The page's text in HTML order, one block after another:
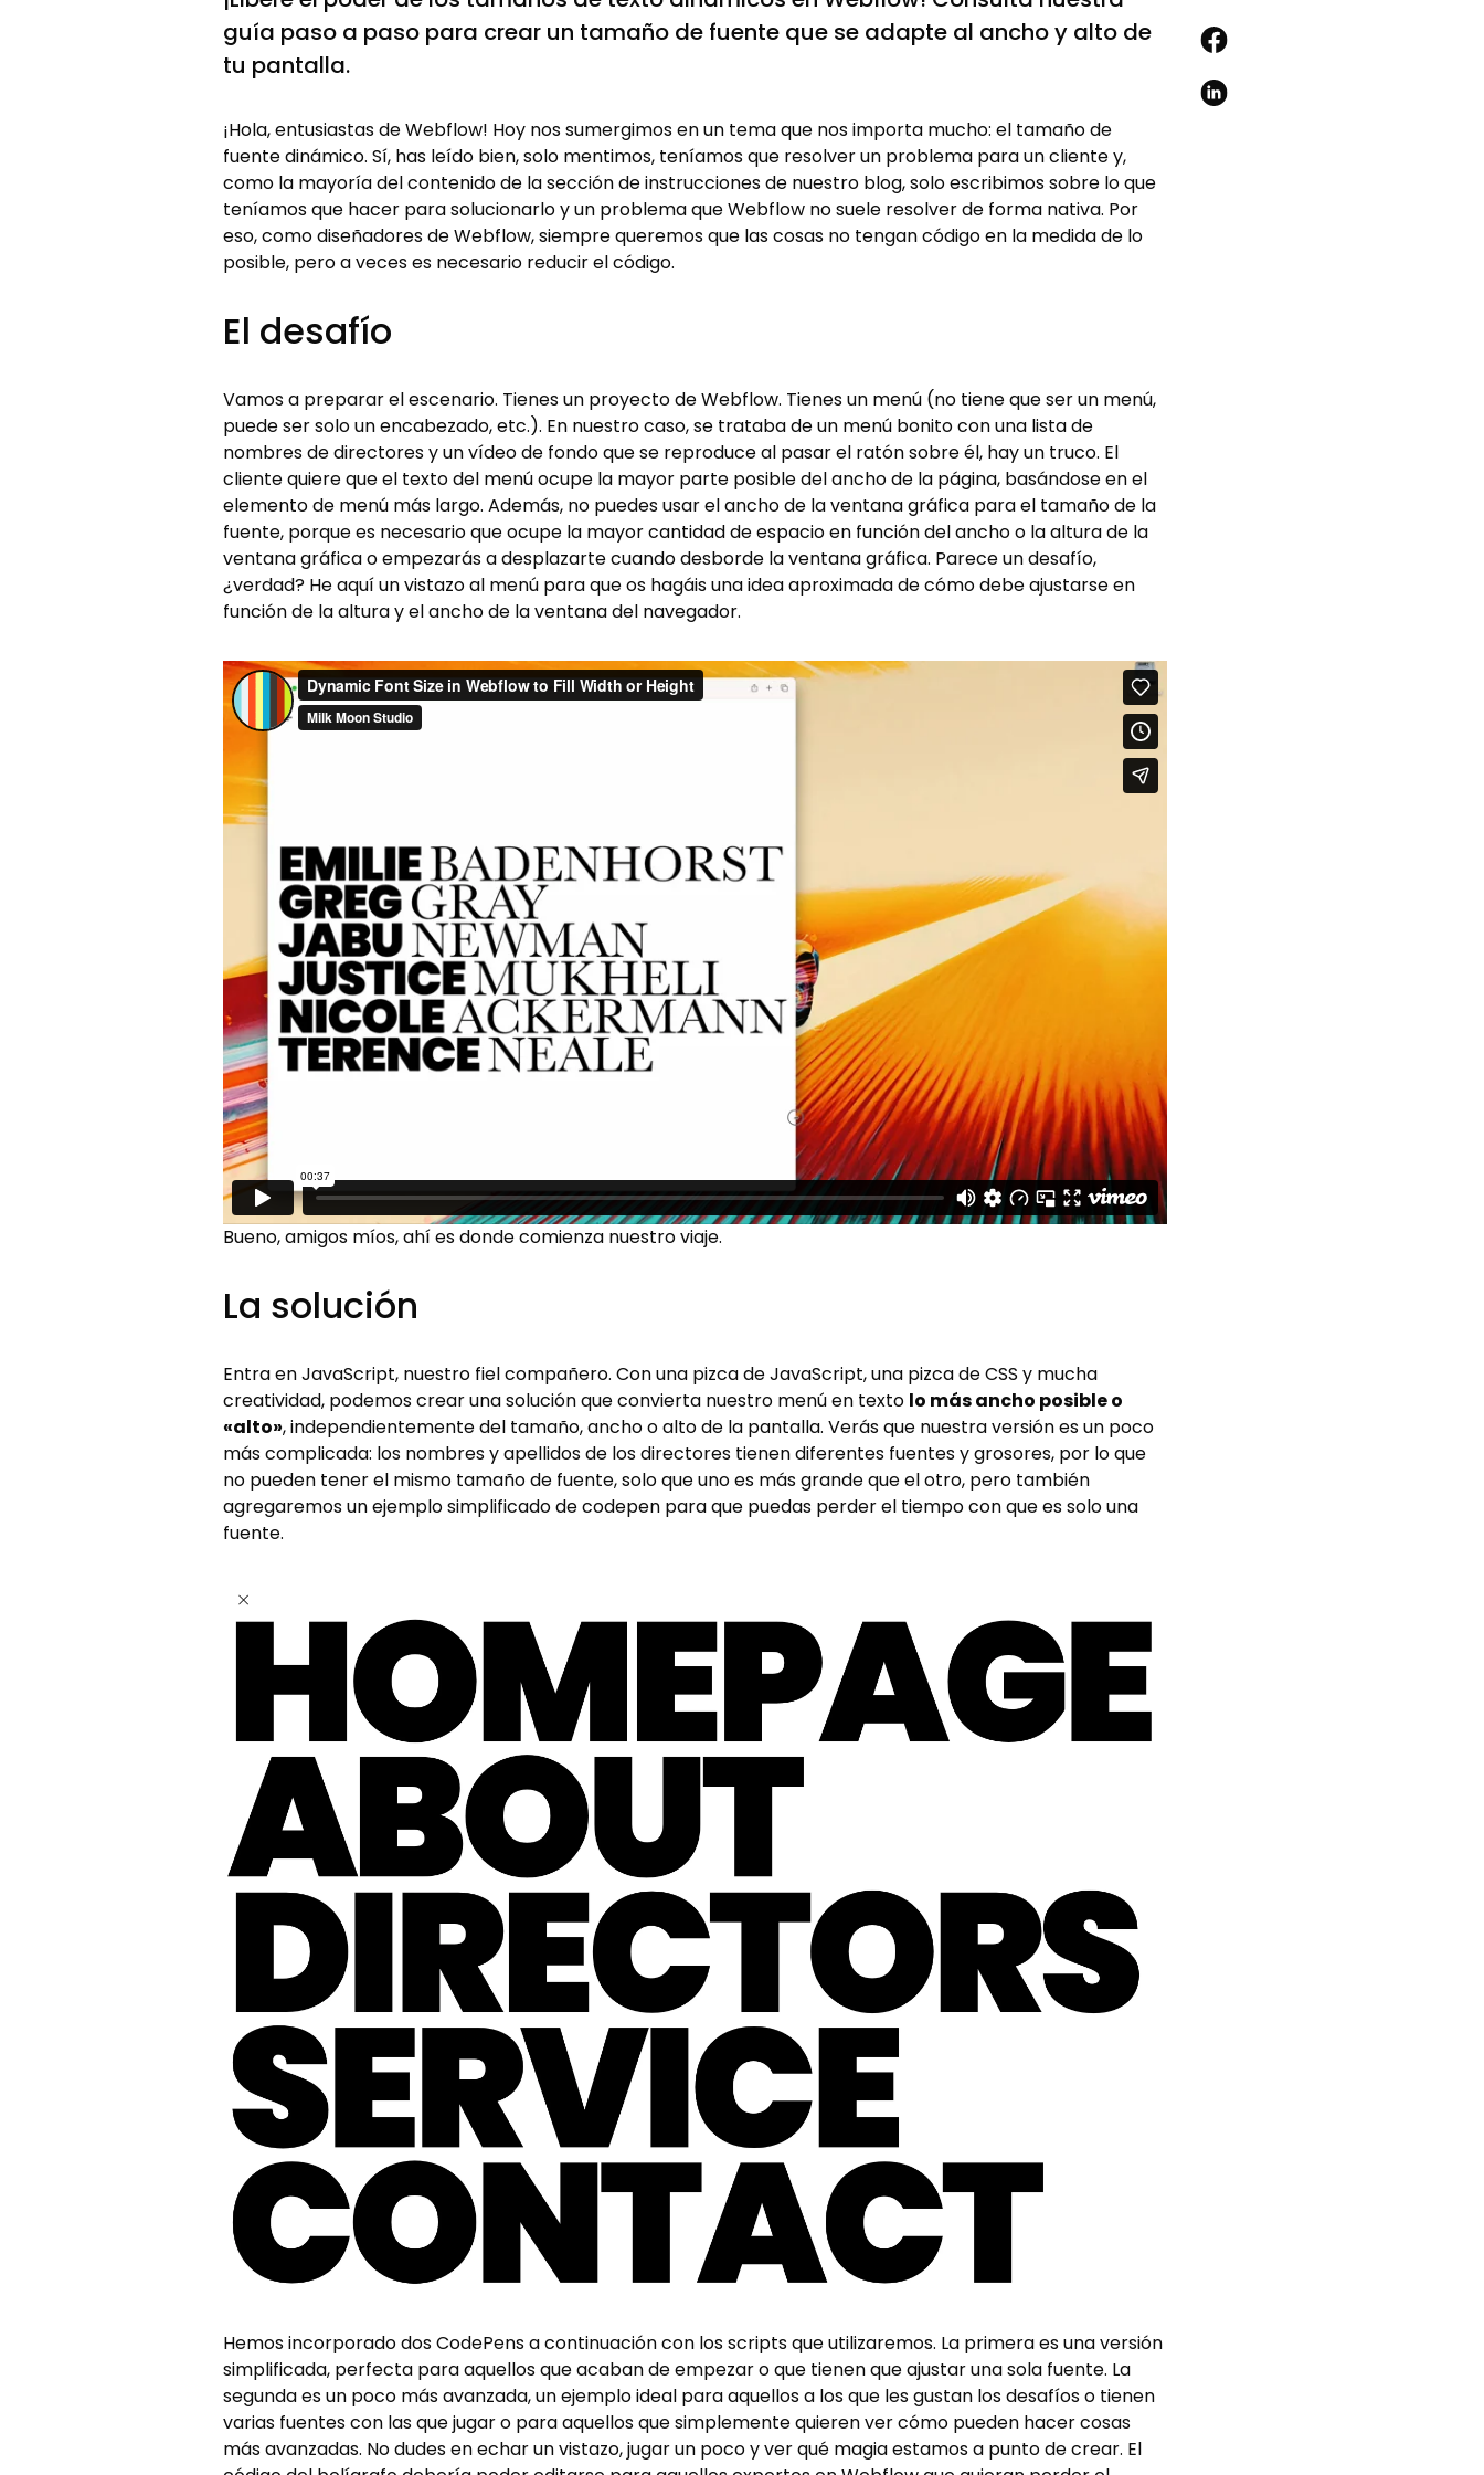
guía paso a paso para crear un tamaño de fuente que se adapte al ancho y alto de
tu pantalla.
¡Hola, entusiastas de Webflow! Hoy nos sumergimos en un tema que nos importa mucho: el tamaño de
fuente dinámico. Sí, has leído bien, solo mentimos, teníamos que resolver un problema para un cliente y,
como la mayoría del contenido de la sección de instrucciones de nuestro blog, solo escribimos sobre lo que
teníamos que hacer para solucionarlo y un problema que Webflow no suele resolver de forma nativa. Por
eso, como diseñadores de Webflow, siempre queremos que las cosas no tengan código en la medida de lo
posible, pero a veces es necesario reducir el código.
El desafío
Vamos a preparar el escenario. Tienes un proyecto de Webflow. Tienes un menú (no tiene que ser un menú,
puede ser solo un encabezado, etc.). En nuestro caso, se trataba de un menú bonito con una lista de
nombres de directores y un vídeo de fondo que se reproduce al pasar el ratón sobre él, hay un truco. El
cliente quiere que el texto del menú ocupe la mayor parte posible del ancho de la página, basándose en el
elemento de menú más largo. Además, no puedes usar el ancho de la ventana gráfica para el tamaño de la
fuente, porque es necesario que ocupe la mayor cantidad de espacio en función del ancho o la altura de la
ventana gráfica o empezarás a desplazarte cuando desborde la ventana gráfica. Parece un desafío,
¿verdad? He aquí un vistazo al menú para que os hagáis una idea aproximada de cómo debe ajustarse en
función de la altura y el ancho de la ventana del navegador.
Bueno, amigos míos, ahí es donde comienza nuestro viaje.
La solución
Entra en JavaScript, nuestro fiel compañero. Con una pizca de JavaScript, una pizca de CSS y mucha
creatividad, podemos crear una solución que convierta nuestro menú en texto lo más ancho posible o
«alto», independientemente del tamaño, ancho o alto de la pantalla. Verás que nuestra versión es un poco
más complicada: los nombres y apellidos de los directores tienen diferentes fuentes y grosores, por lo que
no pueden tener el mismo tamaño de fuente, solo que uno es más grande que el otro, pero también
agregaremos un ejemplo simplificado de codepen para que puedas perder el tiempo con que es solo una
fuente.
Hemos incorporado dos CodePens a continuación con los scripts que utilizaremos. La primera es una versión
simplificada, perfecta para aquellos que acaban de empezar o que tienen que ajustar una sola fuente. La
segunda es un poco más avanzada, un ejemplo ideal para aquellos a los que les gustan los desafíos o tienen
varias fuentes con las que jugar o para aquellos que simplemente quieren ver cómo pueden hacer cosas
más avanzadas. No dudes en echar un vistazo, jugar un poco y ver qué magia estamos a punto de crear. El